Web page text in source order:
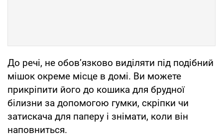
До речі, не обов’язково виділяти під подібний
мішок окреме місце в домі. Ви можете
прикріпити його до кошика для брудної
білизни за допомогою гумки, скріпки чи
затискача для паперу і знімати, коли він
наповниться.